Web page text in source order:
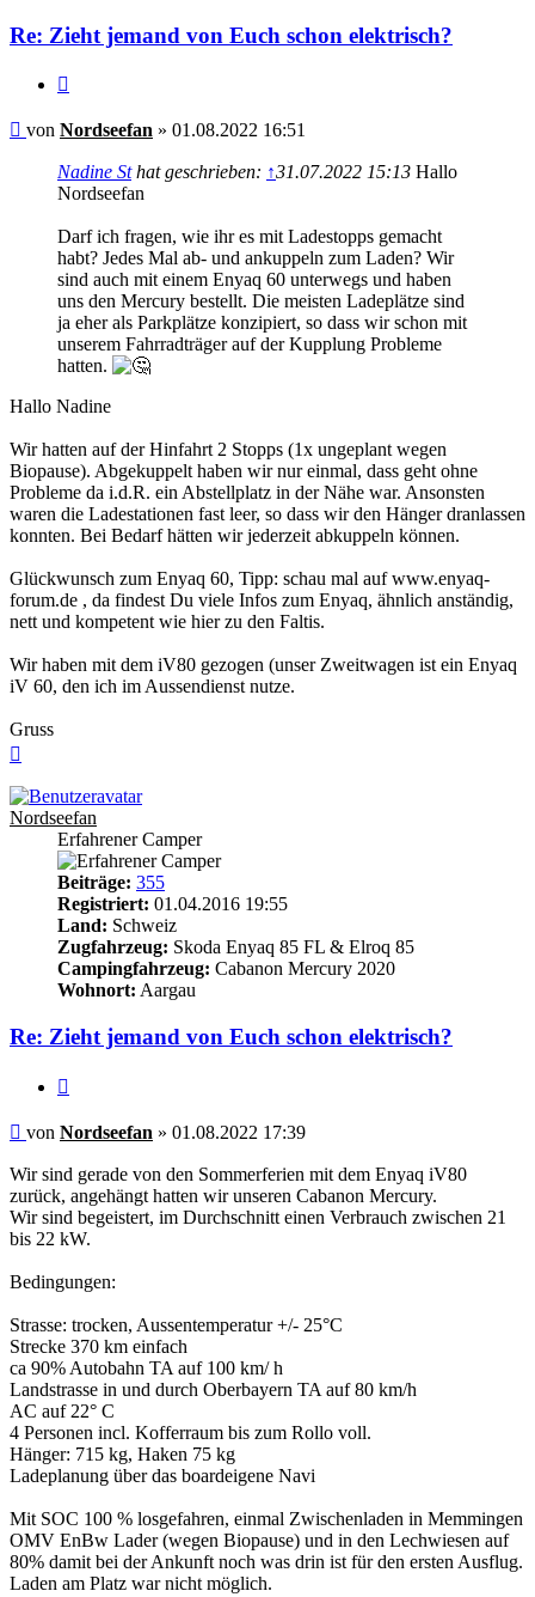
Re: Zieht jemand von Euch schon elektrisch?
Beitrag
von Nordseefan » 01.08.2022 16:51
Nadine Sthat geschrieben: ↑31.07.2022 15:13 Hallo
Nordseefan
Darf ich fragen, wie ihr es mit Ladestopps gemacht
habt? Jedes Mal ab- und ankuppeln zum Laden? Wir
sind auch mit einem Enyaq 60 unterwegs und haben
uns den Mercury bestellt. Die meisten Ladeplätze sind
ja eher als Parkplätze konzipiert, so dass wir schon mit
unserem Fahrradträger auf der Kupplung Probleme
hatten.
Hallo Nadine
Wir hatten auf der Hinfahrt 2 Stopps (1x ungeplant wegen
Biopause). Abgekuppelt haben wir nur einmal, dass geht ohne
Probleme da i.d.R. ein Abstellplatz in der Nähe war. Ansonsten
waren die Ladestationen fast leer, so dass wir den Hänger dranlassen
konnten. Bei Bedarf hätten wir jederzeit abkuppeln können.
Glückwunsch zum Enyaq 60, Tipp: schau mal auf www.enyaq-
forum.de , da findest Du viele Infos zum Enyaq, ähnlich anständig,
nett und kompetent wie hier zu den Faltis.
Wir haben mit dem iV80 gezogen (unser Zweitwagen ist ein Enyaq
iV 60, den ich im Aussendienst nutze.
Gruss
Nordseefan
Erfahrener Camper
Beiträge: 355
Registriert: 01.04.2016 19:55
Land: Schweiz
Zugfahrzeug: Skoda Enyaq 85 FL & Elroq 85
Campingfahrzeug: Cabanon Mercury 2020
Wohnort: Aargau
Re: Zieht jemand von Euch schon elektrisch?
Beitrag
von Nordseefan » 01.08.2022 17:39
Wir sind gerade von den Sommerferien mit dem Enyaq iV80
zurück, angehängt hatten wir unseren Cabanon Mercury.
Wir sind begeistert, im Durchschnitt einen Verbrauch zwischen 21
bis 22 kW.
Bedingungen:
Strasse: trocken, Aussentemperatur +/- 25°C
Strecke 370 km einfach
ca 90% Autobahn TA auf 100 km/ h
Landstrasse in und durch Oberbayern TA auf 80 km/h
AC auf 22° C
4 Personen incl. Kofferraum bis zum Rollo voll.
Hänger: 715 kg, Haken 75 kg
Ladeplanung über das boardeigene Navi
Mit SOC 100 % losgefahren, einmal Zwischenladen in Memmingen
OMV EnBw Lader (wegen Biopause) und in den Lechwiesen auf
80% damit bei der Ankunft noch was drin ist für den ersten Ausflug.
Laden am Platz war nicht möglich.